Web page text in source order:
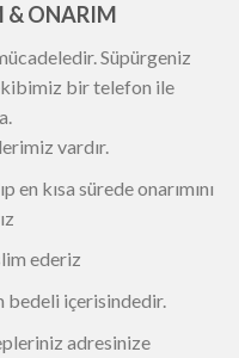
& ONARIM
Süpürgeniz
bir telefon ile
vardır.
kısa sürede onarımını
ederiz
bedeli içerisindedir.
adresinize